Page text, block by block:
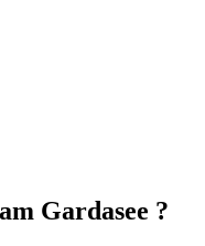
Gardasee ?